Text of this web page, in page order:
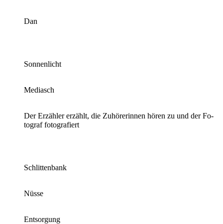
Dan
Son­nen­licht
Me­dia­sch
Der Er­zäh­ler er­zählt, die Zu­hö­re­rin­nen hö­ren zu und der Fo­
to­graf fo­to­gra­fiert
Schlit­ten­bank
Nüs­se
Ent­sor­gung